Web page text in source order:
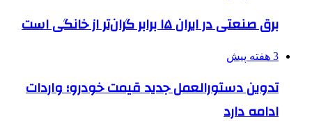
برق صنعتی در ایران ۱۵ برابر گران‌تر از خانگی است
3 هفته پیش
تدوین دستورالعمل جدید قیمت خودرو؛ واردات
ادامه دارد